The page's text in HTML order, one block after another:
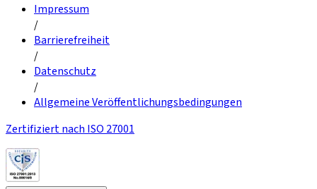
Impressum
/
Barrierefreiheit
/
Datenschutz
/
Allgemeine Veröffentlichungsbedingungen
Zertifiziert nach ISO 27001